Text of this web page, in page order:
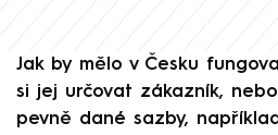
Jak by mělo v Česku
si jej určovat zákazník,
pevně dané sazby,